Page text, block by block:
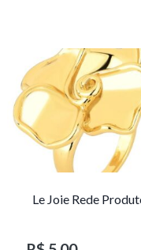
Le Joie Rede